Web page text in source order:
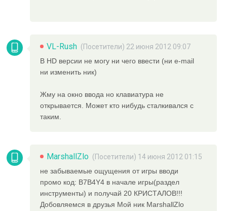
VL-Rush (Посетители) 22 июня 2012 09:07
В HD версии не могу ни чего ввести (ни e-mail
ни изменить ник)
Жму на окно ввода но клавиатура не
открывается. Может кто нибудь сталкивался с
таким.
MarshallZlo (Посетители) 14 июня 2012 01:15
не забываемые ощущения от игры вводи
промо код: B7B4Y4 в начале игры(раздел
инструменты) и получай 20 КРИСТАЛОВ!!!
Добовляемся в друзья Mой ник MarshallZlo